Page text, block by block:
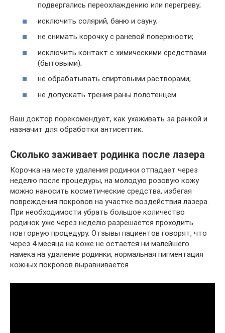
подвергались переохлаждению или перегреву;
исключить солярий, баню и сауну;
не снимать корочку с раневой поверхности;
исключить контакт с химическими средствами
(бытовыми);
не обрабатывать спиртовыми растворами;
не допускать трения раны полотенцем.
Ваш доктор порекомендует, как ухаживать за ранкой и
назначит для обработки антисептик.
Сколько заживает родинка после лазера
Корочка на месте удаления родинки отпадает через
неделю после процедуры, на молодую розовую кожу
можно наносить косметические средства, избегая
повреждения покровов на участке воздействия лазера.
При необходимости убрать большое количество
родинок уже через неделю разрешается проходить
повторную процедуру. Отзывы пациентов говорят, что
через 4 месяца на коже не остается ни малейшего
намека на удаление родинки, нормальная пигментация
кожных покровов выравнивается.